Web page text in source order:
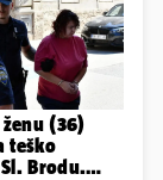
ženu (36)
teško
Brodu.